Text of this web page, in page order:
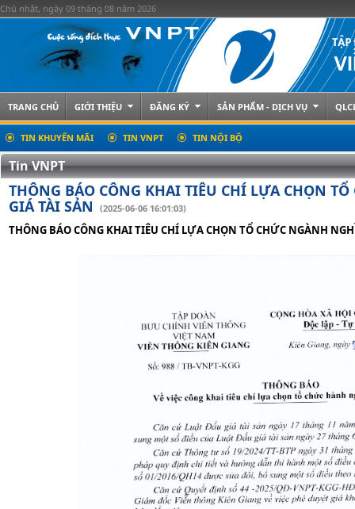
Chủ nhật, ngày 09 tháng 08 năm 2026
TRANG CHỦ GIỚI THIỆU ĐĂNG KÝ SẢN PHẨM - DỊCH VỤ
TIN KHUYẾN MÃI TIN VNPT TIN NỘI BỘ
Tin VNPT
THÔNG BÁO CÔNG KHAI TIÊU CHÍ LỰA CHỌN
GIÁ TÀI SẢN
(2025-06-06 16:01:03)
THÔNG BÁO CÔNG KHAI TIÊU CHÍ LỰA CHỌN TỔ CHỨC NGÀNH